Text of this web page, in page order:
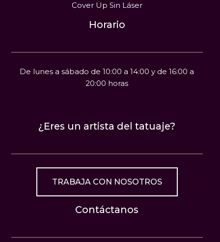
Cover Up Sin Láser
Horario
De lunes a sábado de 10:00 a 14:00 y de 16:00 a
20:00 horas
¿Eres un artista del tatuaje?
TRABAJA CON NOSOTROS
Contáctanos